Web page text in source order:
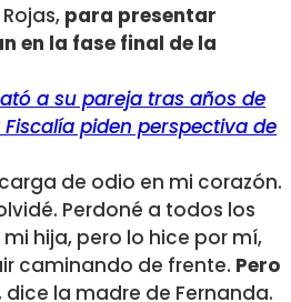
para presentar
en la fase final de la
a su pareja tras años de
piden perspectiva de
de odio en mi corazón.
Perdoné a todos los
hija, pero lo hice por mí,
caminando de frente. Pero
dice la madre de Fernanda.